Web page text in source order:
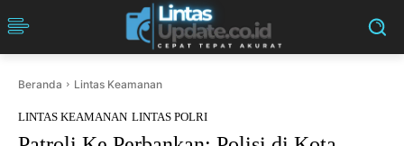
Beranda Lintas Keamanan
LINTAS KEAMANAN LINTAS POLRI